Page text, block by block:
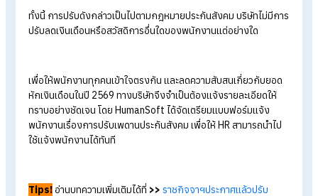
สาระสำคัญ ความว่า
กฎกระทรวงนี้มีผลบังคับใช้ตั้งแต่วันที่ 1มกราคม พ.ศ. 2569
เป็นต้นไป
ให้ยกเลิกกฎกระทรวง ฉบับที่ 7 (พ.ศ. 2538)ออกตามความใน
พระราชบัญญัติประกันสังคม พ.ศ. 2533
ค่าจ้างขั้นสูงที่ใช้เป็นฐานในการคำนวณเงินสมทบของผู้ประกั